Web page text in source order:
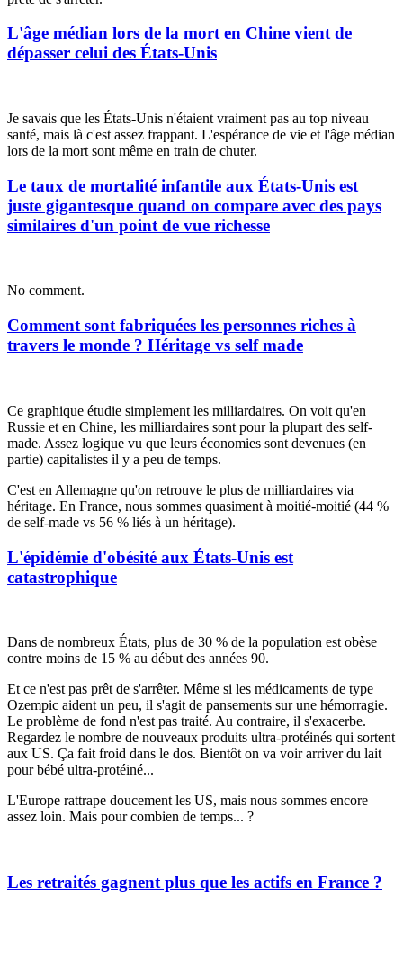
L'âge médian lors de la mort en Chine vient de
dépasser celui des États-Unis
Je savais que les États-Unis n'étaient vraiment pas au top niveau
santé, mais là c'est assez frappant. L'espérance de vie et l'âge médian
lors de la mort sont même en train de chuter.
Le taux de mortalité infantile aux États-Unis est
juste gigantesque quand on compare avec des pays
similaires d'un point de vue richesse
No comment.
Comment sont fabriquées les personnes riches à
travers le monde ? Héritage vs self made
Ce graphique étudie simplement les milliardaires. On voit qu'en
Russie et en Chine, les milliardaires sont pour la plupart des self-
made. Assez logique vu que leurs économies sont devenues (en
partie) capitalistes il y a peu de temps.
C'est en Allemagne qu'on retrouve le plus de milliardaires via
héritage. En France, nous sommes quasiment à moitié-moitié (44 %
de self-made vs 56 % liés à un héritage).
L'épidémie d'obésité aux États-Unis est
catastrophique
Dans de nombreux États, plus de 30 % de la population est obèse
contre moins de 15 % au début des années 90.
Et ce n'est pas prêt de s'arrêter. Même si les médicaments de type
Ozempic aident un peu, il s'agit de pansements sur une hémorragie.
Le problème de fond n'est pas traité. Au contraire, il s'exacerbe.
Regardez le nombre de nouveaux produits ultra-protéinés qui sortent
aux US. Ça fait froid dans le dos. Bientôt on va voir arriver du lait
pour bébé ultra-protéiné...
L'Europe rattrape doucement les US, mais nous sommes encore
assez loin. Mais pour combien de temps... ?
Les retraités gagnent plus que les actifs en France ?